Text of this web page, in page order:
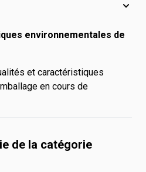
environnementales de
et caractéristiques
en cours de
de la catégorie